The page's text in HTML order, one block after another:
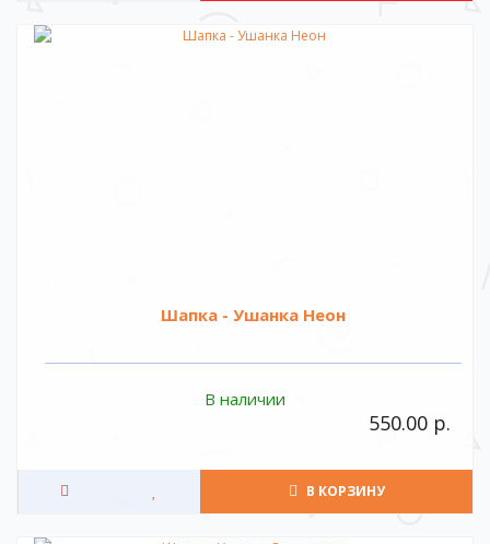
Шапка - Ушанка Неон
В наличии
550.00 р.
В КОРЗИНУ